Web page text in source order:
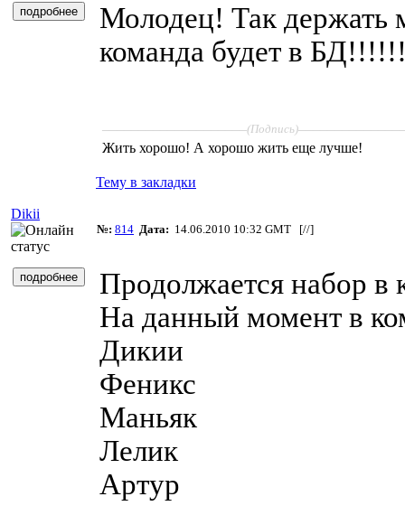
Молодец! Так держать
команда будет в
(Подпись)
Жить хорошо! А хорошо жить еще лучше!
Тему в закладки
Dikii
№: 814 Дата: 14.06.2010 10:32 GMT [//]
Продолжается набор в
На данный момент в
Дикии
Феникс
Маньяк
Лелик
Артур